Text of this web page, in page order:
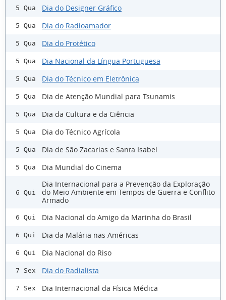
5 Qua Dia do Designer Gráfico
5 Qua Dia do Radioamador
5 Qua Dia do Protético
5 Qua Dia Nacional da Língua Portuguesa
5 Qua Dia do Técnico em Eletrônica
5 Qua Dia de Atenção Mundial para Tsunamis
5 Qua Dia da Cultura e da Ciência
5 Qua Dia do Técnico Agrícola
5 Qua Dia de São Zacarias e Santa Isabel
5 Qua Dia Mundial do Cinema
6 Qui
Dia Internacional para a Prevenção da Exploração
do Meio Ambiente em Tempos de Guerra e Conflito
Armado
6 Qui Dia Nacional do Amigo da Marinha do Brasil
6 Qui Dia da Malária nas Américas
6 Qui Dia Nacional do Riso
7 Sex Dia do Radialista
7 Sex Dia Internacional da Física Médica